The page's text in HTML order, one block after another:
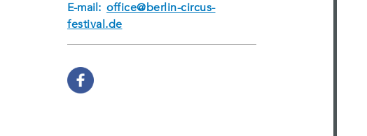
E-mail: office@berlin-circus-
festival.de